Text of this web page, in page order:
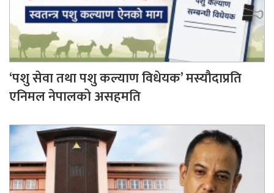
‘पशु सेवा तथा पशु कल्याण विधेयक’ मस्यौदाप्रति
एनिमल नेपालको असहमति